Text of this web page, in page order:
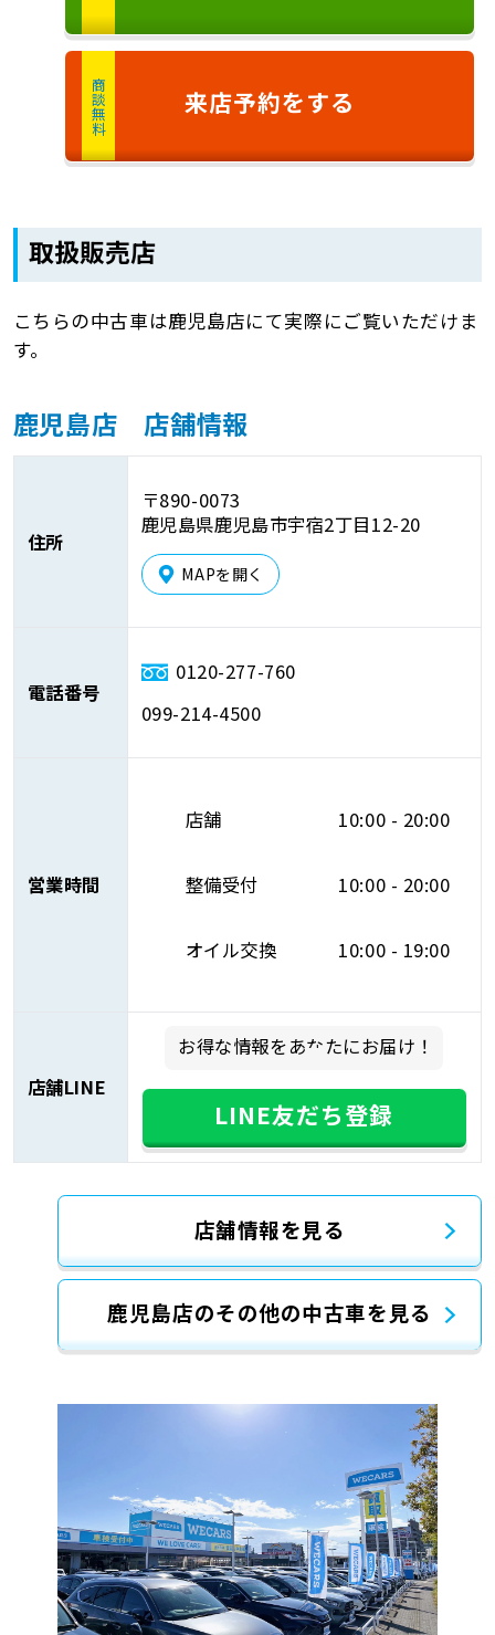
商談無料 来店予約をする
取扱販売店
こちらの中古車は鹿児島店にて実際にご覧いただけま
す。
鹿児島店 店舗情報
住所
〒890-0073
鹿児島県鹿児島市宇宿2丁目12-20
MAPを開く
電話番号
0120-277-760
099-214-4500
営業時間
店舗 10:00 - 20:00
整備受付 10:00 - 20:00
オイル交換 10:00 - 19:00
店舗LINE
お得な情報をあなたにお届け！
LINE友だち登録
店舗情報を見る
鹿児島店のその他の中古車を見る